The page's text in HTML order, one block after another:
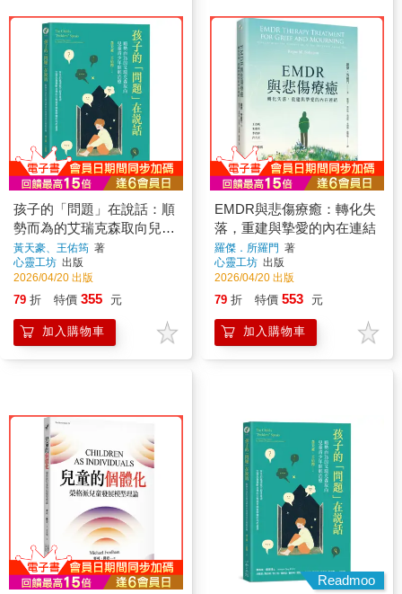
孩子的「問題」在說話：順
勢而為的艾瑞克森取向兒童
青少年催眠治療
黃天豪、王佑筠 著
心靈工坊 出版
2026/04/20 出版
79 折 特價 355 元
加入購物車
EMDR與悲傷療癒：轉化失
落，重建與摯愛的內在連結
羅傑．所羅門 著
心靈工坊 出版
2026/04/20 出版
79 折 特價 553 元
加入購物車
Readmoo